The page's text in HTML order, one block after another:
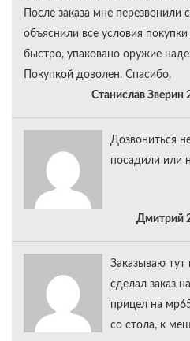
После заказа мне
объяснили все условия
быстро, упаковано оружие
Покупкой доволен. Спасибо.
Станислав Зверин
Дозвониться
посадили или
Дмитрий
Заказываю тут
сделал заказ
прицел на
со стола, к